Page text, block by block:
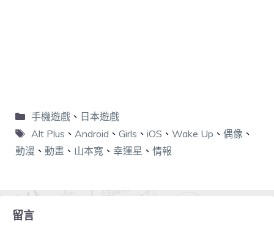
手機遊戲、 日本遊戲
Alt Plus 、 Android 、 Girls 、 iOS 、 Wake Up 、 偶像 、
動漫 、 動畫 、 山本寬 、 幸運星 、 情報
留言